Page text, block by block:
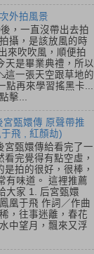
外拍風景
，一直沒帶出去拍
攝，是該放風的時
來吹吹風，順便拍
天是畢業典禮，所以
這一張天空跟草地的
點再來學習搖黑卡...
擊...
宮甄嬛傳 原聲帶推
飛 , 紅顏劫)
宮甄嬛傳給看完了一
看完覺得有點空虛，
是拍的很好，很棒，
有味道。 這裡推薦
大家 1. 后宮甄嬛
于飛 作詞／作曲
，往事迷離，春花
中望月，飄來又浮